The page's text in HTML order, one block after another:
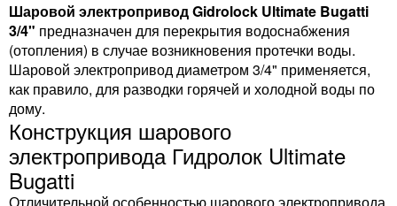
Шаровой электропривод Gidrolock Ultimate Bugatti
3/4" предназначен для перекрытия водоснабжения
(отопления) в случае возникновения протечки воды.
Шаровой электропривод диаметром 3/4" применяется,
как правило, для разводки горячей и холодной воды по
дому.
Конструкция шарового
электропривода Гидролок Ultimate
Bugatti